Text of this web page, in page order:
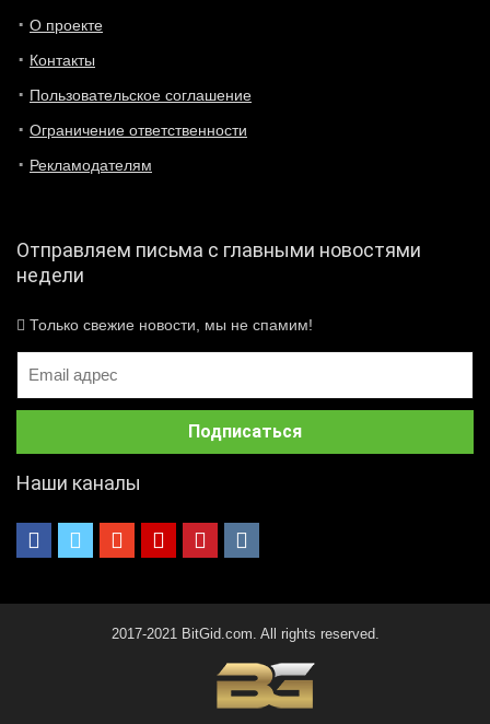
О проекте
Контакты
Пользовательское соглашение
Ограничение ответственности
Рекламодателям
Отправляем письма с главными новостями
недели
Только свежие новости, мы не спамим!
Наши каналы
2017-2021 BitGid.com. All rights reserved.